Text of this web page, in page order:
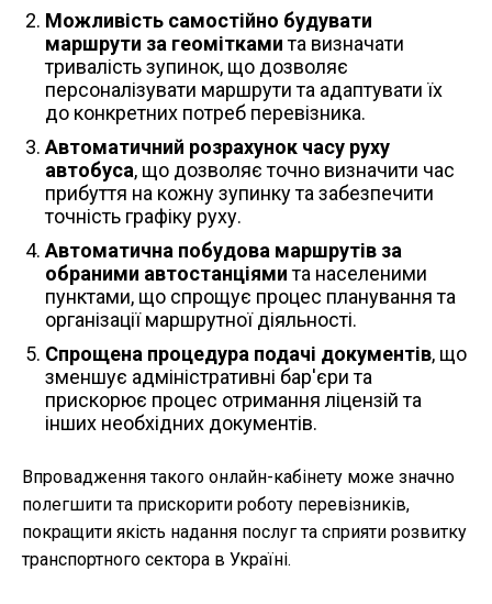
Можливість самостійно будувати
маршрути за геоміткамита визначати
тривалість зупинок, що дозволяє
персоналізувати маршрути та адаптувати їх
до конкретних потреб перевізника.
Автоматичний розрахунок часу руху
автобуса, що дозволяє точно визначити час
прибуття на кожну зупинку та забезпечити
точність графіку руху.
Автоматична побудова маршрутів за
обраними автостанціямита населеними
пунктами, що спрощує процес планування та
організації маршрутної діяльності.
Спрощена процедура подачі документів, що
зменшує адміністративні бар'єри та
прискорює процес отримання ліцензій та
інших необхідних документів.
Впровадження такого онлайн-кабінету може значно
полегшити та прискорити роботу перевізників,
покращити якість надання послуг та сприяти розвитку
транспортного сектора в Україні.